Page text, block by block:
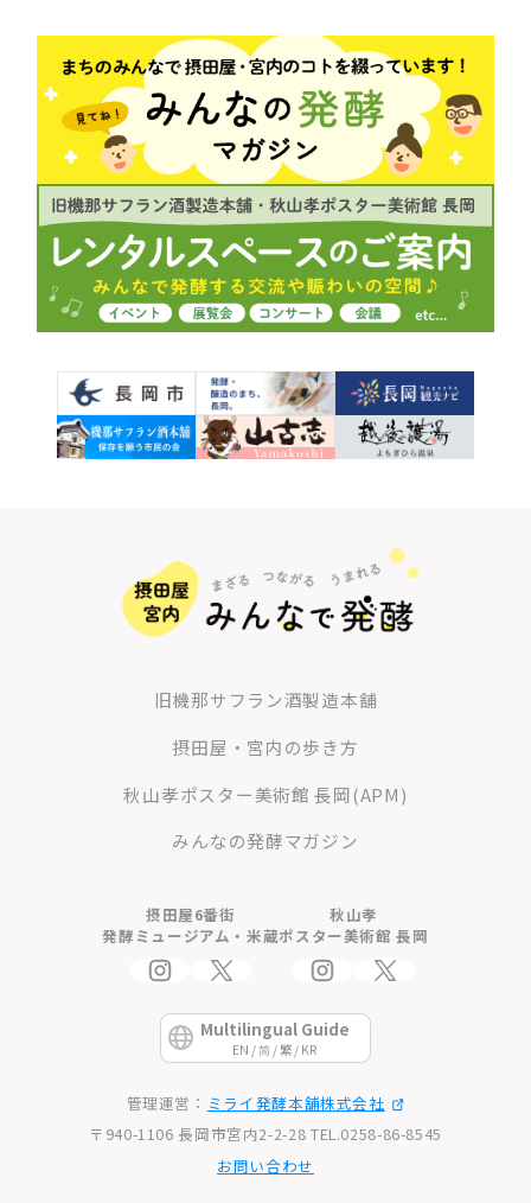
旧機那サフラン酒製造本舗
摂田屋・宮内の歩き方
秋山孝ポスター美術館 長岡(APM)
みんなの発酵マガジン
摂田屋6番街
発酵ミュージアム・米蔵
秋山孝
ポスター美術館 長岡
Multilingual Guide
EN / 简 / 繁 / KR
管理運営： ミライ発酵本舗株式会社
〒940-1106 長岡市宮内2-2-28 TEL.0258-86-8545
お問い合わせ